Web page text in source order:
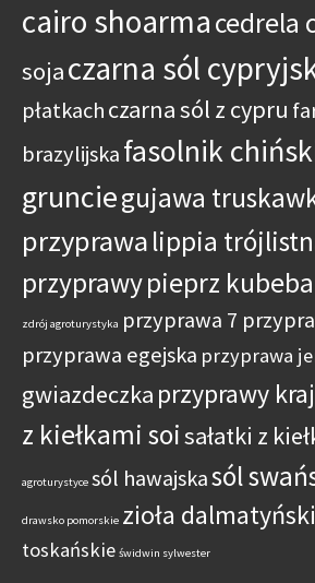
cairo shoarmacedrela
sojaczarna sól
płatkachczarna sól z cypru
brazylijskafasolnik
grunciegujawa
przyprawalippia
przyprawypieprz kubeba
zdrój agroturystyka przyprawa 7
przyprawa egejska przyprawa
gwiazdeczka przyprawy
z kiełkami soisałatki z
agroturystyce sól hawajskasól
drawsko pomorskie zioła
toskańskie świdwin sylwester